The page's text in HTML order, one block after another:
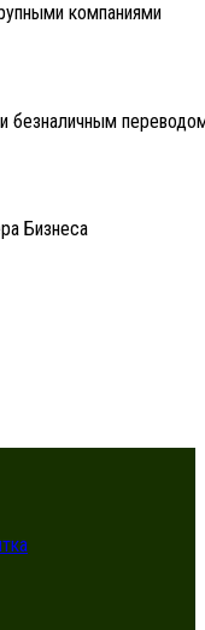
компаниями
безналичным
Бизнеса